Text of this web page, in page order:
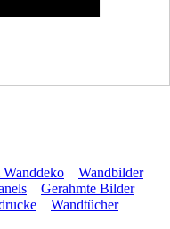
Wandbilder
Gerahmte Bilder
Wandtücher